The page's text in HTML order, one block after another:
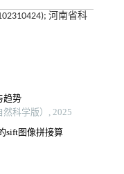
河南省科